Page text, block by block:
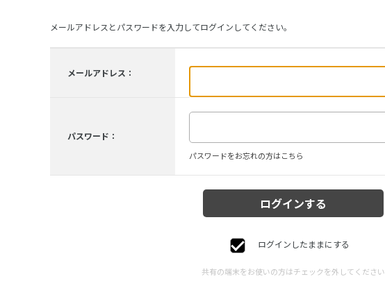
メールアドレスとパスワードを入力してログインしてください。
メールアドレス：
パスワード：
パスワードをお忘れの方はこちら
ログインしたままにする
共有の端末をお使いの方はチェックを外してください